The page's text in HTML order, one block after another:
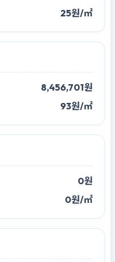
25원/㎡
8,456,701원
93원/㎡
0원
0원/㎡